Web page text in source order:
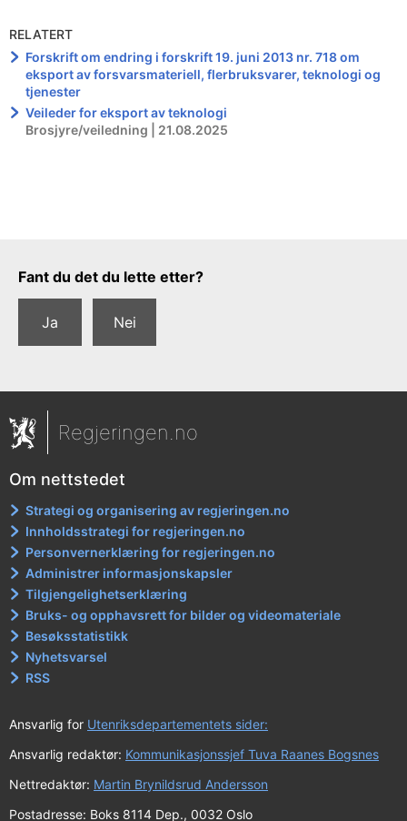
RELATERT
Forskrift om endring i forskrift 19. juni 2013 nr. 718 om
eksport av forsvarsmateriell, flerbruksvarer, teknologi og
tjenester
Veileder for eksport av teknologi
Brosjyre/veiledning | 21.08.2025
Tilbakemeldingsskjema
Fant du det du lette etter?
Ja Nei
Regjeringen.no
Om nettstedet
Strategi og organisering av regjeringen.no
Innholdsstrategi for regjeringen.no
Personvernerklæring for regjeringen.no
Administrer informasjonskapsler
Tilgjengelighetserklæring
Bruks- og opphavsrett for bilder og videomateriale
Besøksstatistikk
Nyhetsvarsel
RSS
Ansvarlig for Utenriksdepartementets sider:
Ansvarlig redaktør: Kommunikasjonssjef Tuva Raanes Bogsnes
Nettredaktør: Martin Brynildsrud Andersson
Postadresse: Boks 8114 Dep., 0032 Oslo